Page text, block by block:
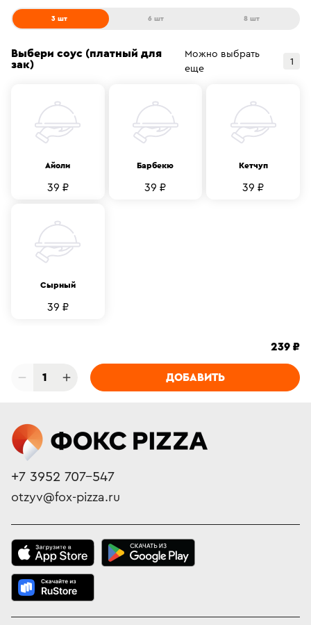
3 шт 6 шт 8 шт
Выбери соус (платный для
зак)
Можно выбрать
еще
1
Айоли
39 ₽
Барбекю
39 ₽
Кетчуп
39 ₽
Сырный
39 ₽
239 ₽
1
ДОБАВИТЬ
+7 3952 707-547
otzyv@fox-pizza.ru